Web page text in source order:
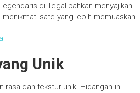
di Tegal bahkan menyajikan
sate yang lebih memuaskan.
Unik
rasa dan tekstur unik. Hidangan ini